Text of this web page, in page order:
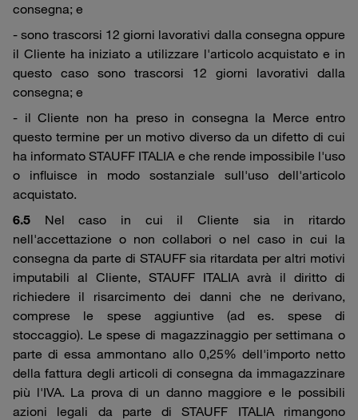
consegna; e
- sono trascorsi 12 giorni lavorativi dalla consegna oppure
il Cliente ha iniziato a utilizzare l'articolo acquistato e in
questo caso sono trascorsi 12 giorni lavorativi dalla
consegna; e
- il Cliente non ha preso in consegna la Merce entro
questo termine per un motivo diverso da un difetto di cui
ha informato STAUFF ITALIA e che rende impossibile l'uso
o influisce in modo sostanziale sull'uso dell'articolo
acquistato.
6.5 Nel caso in cui il Cliente sia in ritardo
nell'accettazione o non collabori o nel caso in cui la
consegna da parte di STAUFF sia ritardata per altri motivi
imputabili al Cliente, STAUFF ITALIA avrà il diritto di
richiedere il risarcimento dei danni che ne derivano,
comprese le spese aggiuntive (ad es. spese di
stoccaggio). Le spese di magazzinaggio per settimana o
parte di essa ammontano allo 0,25% dell'importo netto
della fattura degli articoli di consegna da immagazzinare
più l'IVA. La prova di un danno maggiore e le possibili
azioni legali da parte di STAUFF ITALIA rimangono